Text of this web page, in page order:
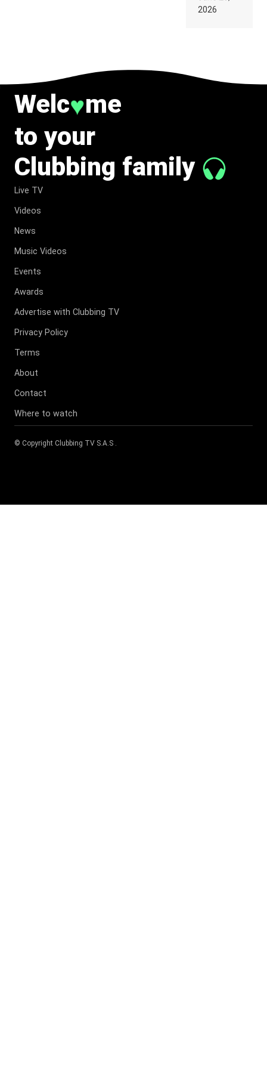
SUPPOSED
TO
2026
Welc♥me
to your
Clubbing family
Live TV
Videos
News
Music Videos
Events
Awards
Advertise with Clubbing TV
Privacy Policy
Terms
About
Contact
Where to watch
© Copyright Clubbing TV S.A.S .